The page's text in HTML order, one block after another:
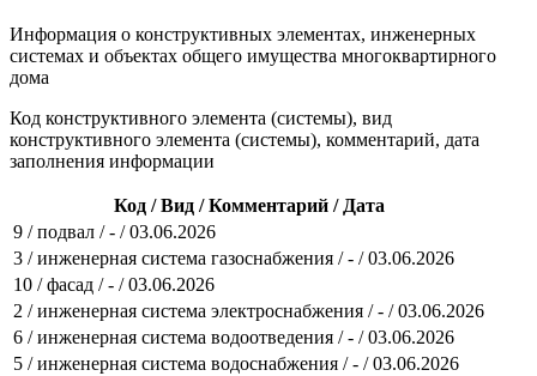
Информация о конструктивных элементах, инженерных
системах и объектах общего имущества многоквартирного
дома
Код конструктивного элемента (системы), вид
конструктивного элемента (системы), комментарий, дата
заполнения информации
Код / Вид / Комментарий / Дата
9 / подвал / - / 03.06.2026
3 / инженерная система газоснабжения / - / 03.06.2026
10 / фасад / - / 03.06.2026
2 / инженерная система электроснабжения / - / 03.06.2026
6 / инженерная система водоотведения / - / 03.06.2026
5 / инженерная система водоснабжения / - / 03.06.2026